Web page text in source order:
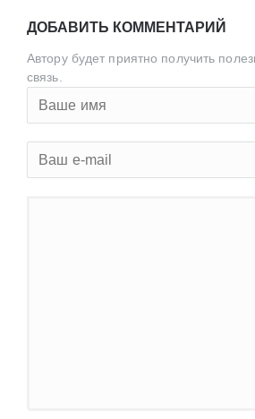
ДОБАВИТЬ КОММЕНТАРИЙ
Автору будет приятно получить
связь.